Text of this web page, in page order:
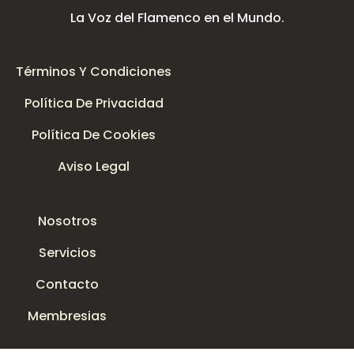
La Voz del Flamenco en el Mundo.
Términos Y Condiciones
Política De Privacidad
Política De Cookies
Aviso Legal
Nosotros
Servicios
Contacto
Membresias